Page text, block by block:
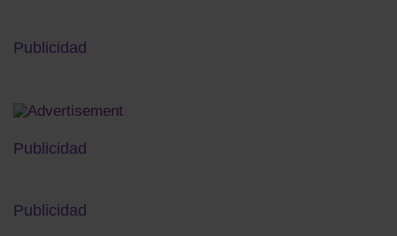
Publicidad
Publicidad
Publicidad